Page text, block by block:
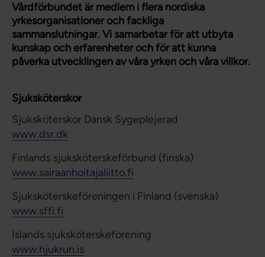
Vårdförbundet är medlem i flera nordiska
yrkesorganisationer och fackliga
sammanslutningar. Vi samarbetar för att utbyta
kunskap och erfarenheter och för att kunna
påverka utvecklingen av våra yrken och våra villkor.
Sjuksköterskor
Sjuksköterskor Dansk Sygeplejerad
www.dsr.dk
Finlands sjuksköterskeförbund (finska)
www.sairaanhoitajaliitto.fi
Sjuksköterskeföreningen i Finland (svenska)
www.sffi.fi
Islands sjuksköterskeförening
www.hjukrun.is